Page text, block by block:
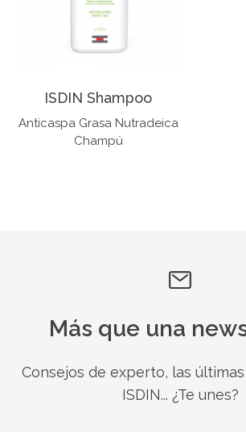
ISDIN Shampoo
Anticaspa Grasa Nutradeica
Champú
Más que una
Consejos de experto, las
ISDIN... ¿Te unes?